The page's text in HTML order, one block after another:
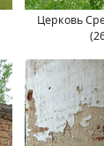
Церковь